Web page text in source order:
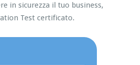
in sicurezza il tuo business,
Test certificato.